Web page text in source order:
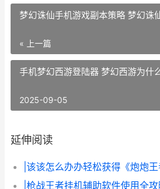
梦幻诛仙手机游戏副本策略 梦幻诛
« 上一篇
手机梦幻西游登陆器 梦幻西游为什
2025-09-05
延伸阅读
|枪战王者挂机辅助软件使用全攻